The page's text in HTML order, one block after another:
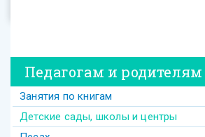
Педагогам и родителям
Занятия по книгам
Детские сады, школы и центры